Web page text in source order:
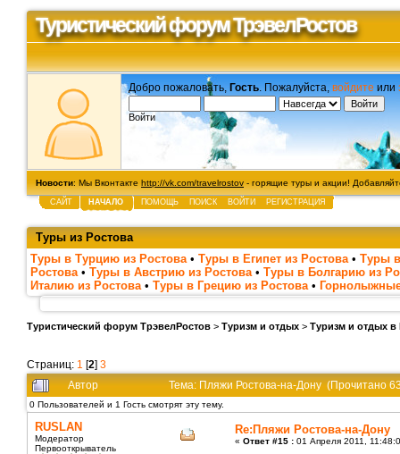
Туристический форум ТрэвелРостов
Добро пожаловать, Гость . Пожалуйста, войдите или
Войти
Новости: Мы Вконтакте http://vk.com/travelrostov - горящие туры и акции!
САЙТ НАЧАЛО ПОМОЩЬ ПОИСК ВОЙТИ РЕГИСТРАЦИЯ
Туры из Ростова
Туры в Турцию из Ростова • Туры в Египет из Ростова • Туры
Ростова • Туры в Австрию из Ростова • Туры в Болгарию из
Италию из Ростова • Туры в Грецию из Ростова •
Туристический форум ТрэвелРостов > Туризм и отдых > Туризм и отдых в
Страниц: 1 [2] 3
Автор
Тема: Пляжи Ростова-на-Дону (Прочитано
0 Пользователей и 1 Гость смотрят эту тему.
RUSLAN
Модератор
Первооткрыватель
Re:Пляжи Ростова-на-Дону
« Ответ #15 : 01 Апреля 2011,